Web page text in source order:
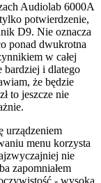
Audiolab 6000A
potwierdzenie,
D9. Nie oznacza
ponad dwukrotna
w całej
bardziej i dlatego
że będzie
to jeszcze nie
urządzeniem
menu korzysta
nie
zapomniałem